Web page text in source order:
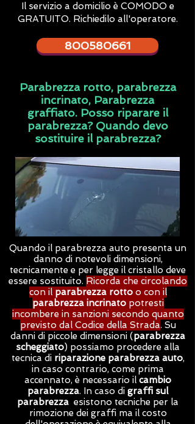
Il servizio a domicilio è COMODO e
GRATUITO. Richiedilo all'operatore.
800580661
Parabrezza rotto, parabrezza
incrinato, Parabrezza
graffiato. Posso riparare il
parabrezza? Quando devo
sostituire il parabrezza?
Quando il parabrezza auto presenta un
danno di notevoli dimensioni,
tecnicamente e per legge il cristallo deve
essere sostituito. Ricorda che circolando
con il parabrezza rottoo con il
parabrezza incrinatopotresti
incombere in sanzioni secondo quanto
previsto dal Codice della Strada. Su
danni di piccole dimensioni (parabrezza
scheggiato) possiamo procedere alla
tecnica di riparazione parabrezza auto,
in caso contrario, come prima
accennato, è necessario il cambio
parabrezza. In caso di graffi sul
parabrezza esistono tecniche per la
rimozione dei graffi ma il costo